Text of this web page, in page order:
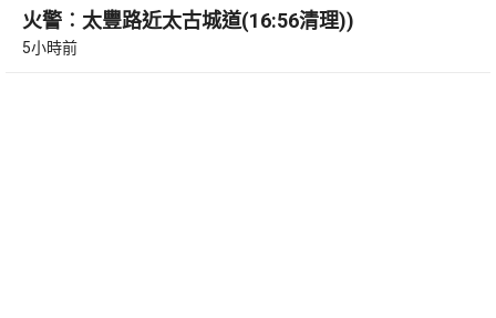
火警︰太豐路近太古城道(16:56清理))
5小時前